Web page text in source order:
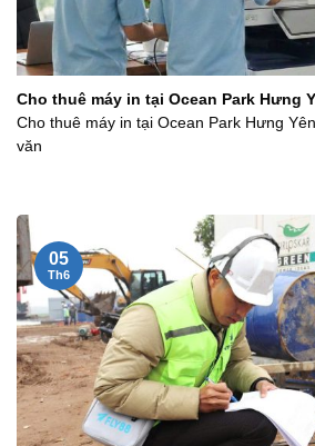
Cho thuê máy in tại Ocean Park Hưng
Cho thuê máy in tại Ocean Park Hưng
văn
05
Th6